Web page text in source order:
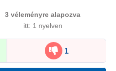
3 véleményre alapozva
itt: 1 nyelven
1